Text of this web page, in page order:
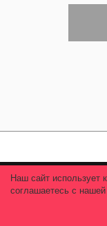
Наш сайт использует
соглашаетесь с нашей